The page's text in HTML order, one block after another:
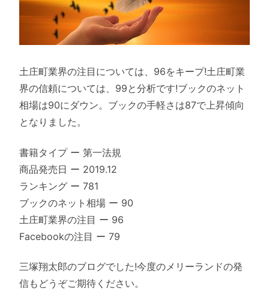
土庄町業界の注目については、96をキープ!土庄町業
界の信頼については、99と分析です!ブックのネット
相場は90にダウン。ブックの手軽さは87で上昇傾向
となりました。
書籍タイプ ー 第一法規
商品発売日 ー 2019.12
ランキング ー 781
ブックのネット相場 ー 90
土庄町業界の注目 ー 96
Facebookの注目 ー 79
三塚翔太郎のブログでした!今度のメリーランドの発
信もどうぞご期待ください。